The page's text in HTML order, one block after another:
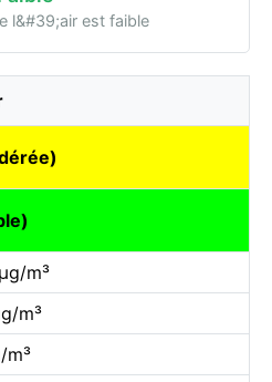
l&#39;air est faible
m³
m³
m³